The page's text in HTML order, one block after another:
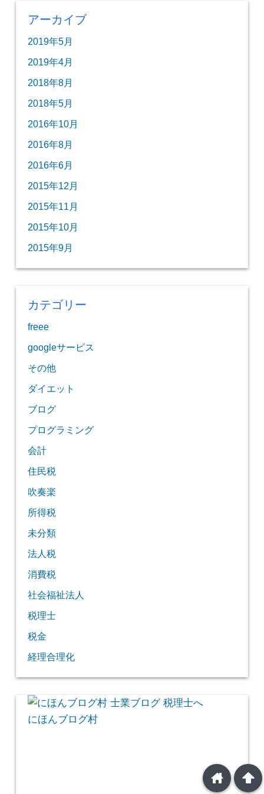
アーカイブ
2019年5月
2019年4月
2018年8月
2018年5月
2016年10月
2016年8月
2016年6月
2015年12月
2015年11月
2015年10月
2015年9月
カテゴリー
freee
googleサービス
その他
ダイエット
ブログ
プログラミング
会計
住民税
吹奏楽
所得税
未分類
法人税
消費税
社会福祉法人
税理士
税金
経理合理化
にほんブログ村
arrowup
home